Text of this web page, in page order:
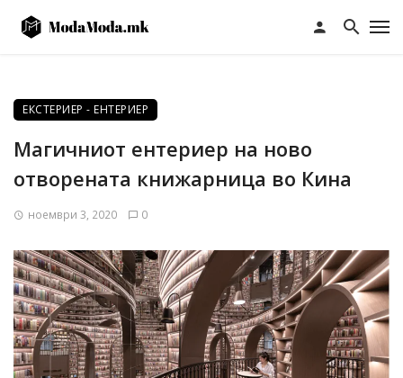
ЕКСТЕРИЕР - ЕНТЕРИЕР
Магичниот ентериер на ново
отворената книжарница во Кина
ноември 3, 2020 0